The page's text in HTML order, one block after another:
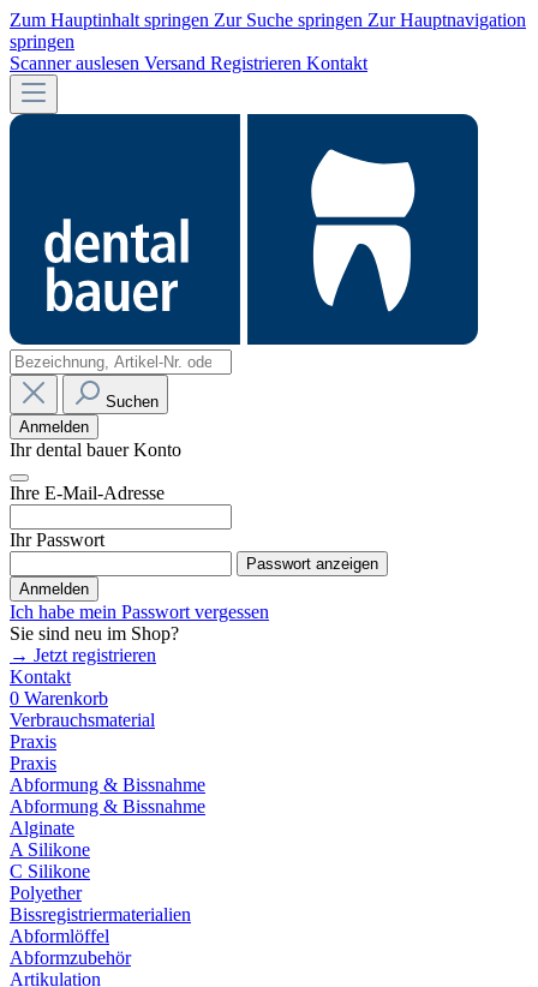
Zum Hauptinhalt springen Zur Suche springen Zur Hauptnavigation
springen
Scanner auslesen Versand Registrieren Kontakt
Suchen
Anmelden
Ihr dental bauer Konto
Ihre E-Mail-Adresse
Ihr Passwort
Passwort anzeigen
Anmelden
Ich habe mein Passwort vergessen
Sie sind neu im Shop?
→ Jetzt registrieren
Kontakt
0 Warenkorb
Verbrauchsmaterial
Praxis
Praxis
Abformung & Bissnahme
Abformung & Bissnahme
Alginate
A Silikone
C Silikone
Polyether
Bissregistriermaterialien
Abformlöffel
Abformzubehör
Artikulation